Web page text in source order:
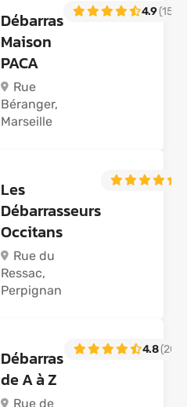
Débarras
Maison
PACA
Rue
Béranger,
Marseille
4.9(155)
Les
Débarrasseurs
Occitans
Rue du
Ressac,
Perpignan
Débarras
de A à Z
Rue de
4.8(20)